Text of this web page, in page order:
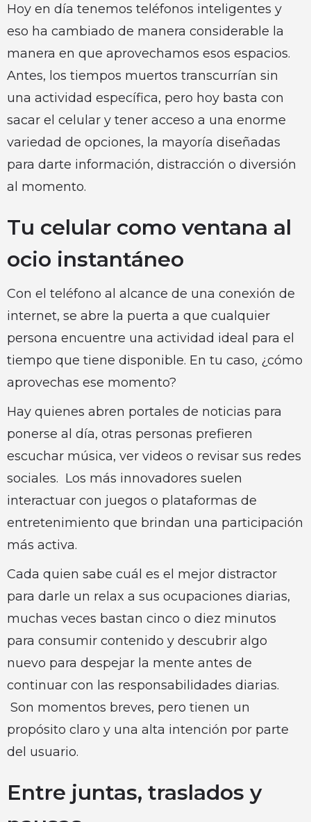
Hoy en día tenemos teléfonos inteligentes y
eso ha cambiado de manera considerable la
manera en que aprovechamos esos espacios.
Antes, los tiempos muertos transcurrían sin
una actividad específica, pero hoy basta con
sacar el celular y tener acceso a una enorme
variedad de opciones, la mayoría diseñadas
para darte información, distracción o diversión
al momento.
Tu celular como ventana al
ocio instantáneo
Con el teléfono al alcance de una conexión de
internet, se abre la puerta a que cualquier
persona encuentre una actividad ideal para el
tiempo que tiene disponible. En tu caso, ¿cómo
aprovechas ese momento?
Hay quienes abren portales de noticias para
ponerse al día, otras personas prefieren
escuchar música, ver videos o revisar sus redes
sociales. Los más innovadores suelen
interactuar con juegos o plataformas de
entretenimiento que brindan una participación
más activa.
Cada quien sabe cuál es el mejor distractor
para darle un relax a sus ocupaciones diarias,
muchas veces bastan cinco o diez minutos
para consumir contenido y descubrir algo
nuevo para despejar la mente antes de
continuar con las responsabilidades diarias.
Son momentos breves, pero tienen un
propósito claro y una alta intención por parte
del usuario.
Entre juntas, traslados y